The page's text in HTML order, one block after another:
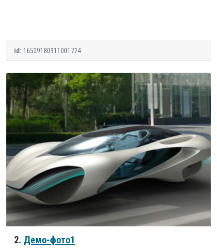
id: 16509180911001724
2. Демо-фото1